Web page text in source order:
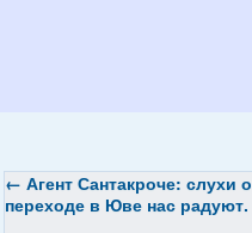
← Агент Сантакроче: слухи о
переходе в Юве нас радуют.